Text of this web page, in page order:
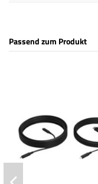
Passend zum Produkt